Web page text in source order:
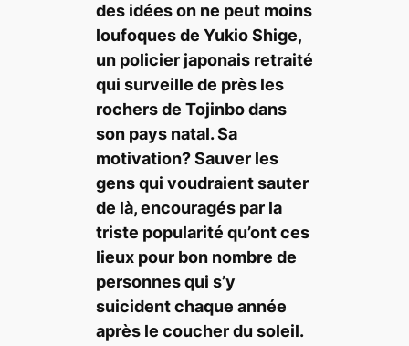
des idées on ne peut moins
loufoques de Yukio Shige,
un policier japonais retraité
qui surveille de près les
rochers de Tojinbo dans
son pays natal. Sa
motivation? Sauver les
gens qui voudraient sauter
de là, encouragés par la
triste popularité qu’ont ces
lieux pour bon nombre de
personnes qui s’y
suicident chaque année
après le coucher du soleil.